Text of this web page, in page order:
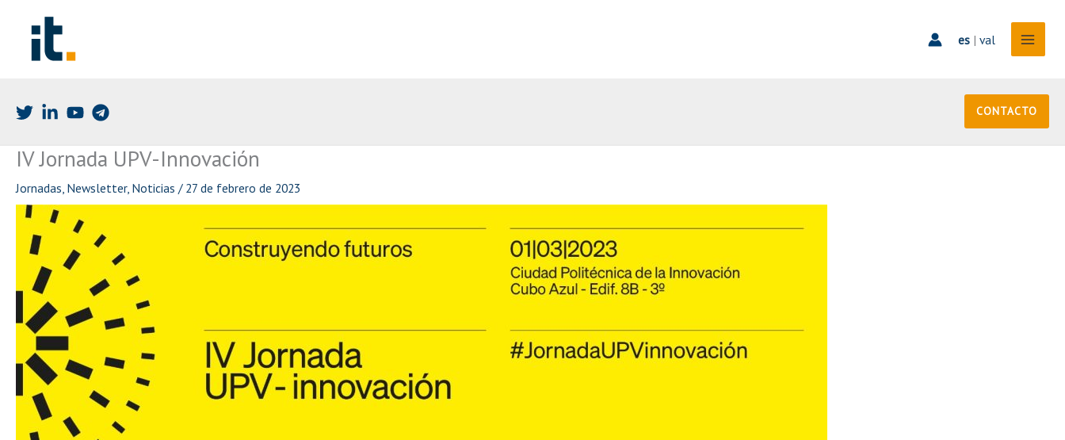
es| val
CONTACTO
IV Jornada UPV-Innovación
Jornadas, Newsletter, Noticias / 27 de febrero de 2023